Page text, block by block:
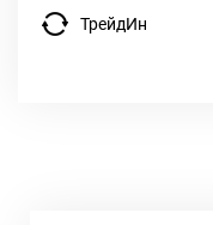
ТрейдИн